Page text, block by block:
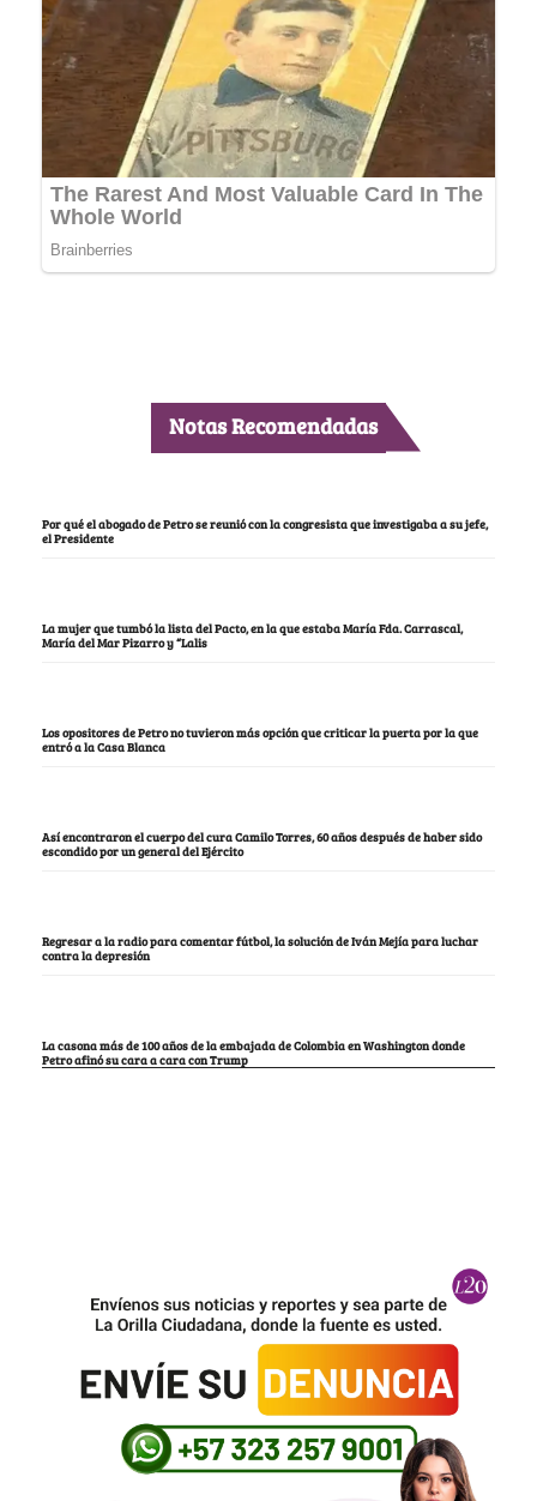
Notas Recomendadas
Por qué el abogado de Petro se reunió con la congresista que investigaba a su jefe,
el Presidente
La mujer que tumbó la lista del Pacto, en la que estaba María Fda. Carrascal,
María del Mar Pizarro y “Lalis
Los opositores de Petro no tuvieron más opción que criticar la puerta por la que
entró a la Casa Blanca
Así encontraron el cuerpo del cura Camilo Torres, 60 años después de haber sido
escondido por un general del Ejército
Regresar a la radio para comentar fútbol, la solución de Iván Mejía para luchar
contra la depresión
La casona más de 100 años de la embajada de Colombia en Washington donde
Petro afinó su cara a cara con Trump